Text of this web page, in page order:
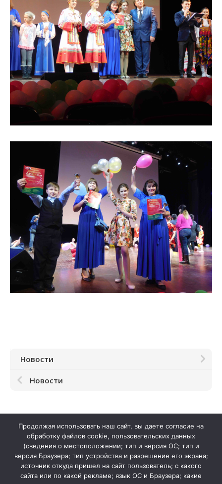
Новости
Новости
Продолжая использовать наш сайт, вы даете согласие на
обработку файлов cookie, пользовательских данных
(сведения о местоположении; тип и версия ОС; тип и
версия Браузера; тип устройства и разрешение его экрана;
источник откуда пришел на сайт пользователь; с какого
сайта или по какой рекламе; язык ОС и Браузера; какие